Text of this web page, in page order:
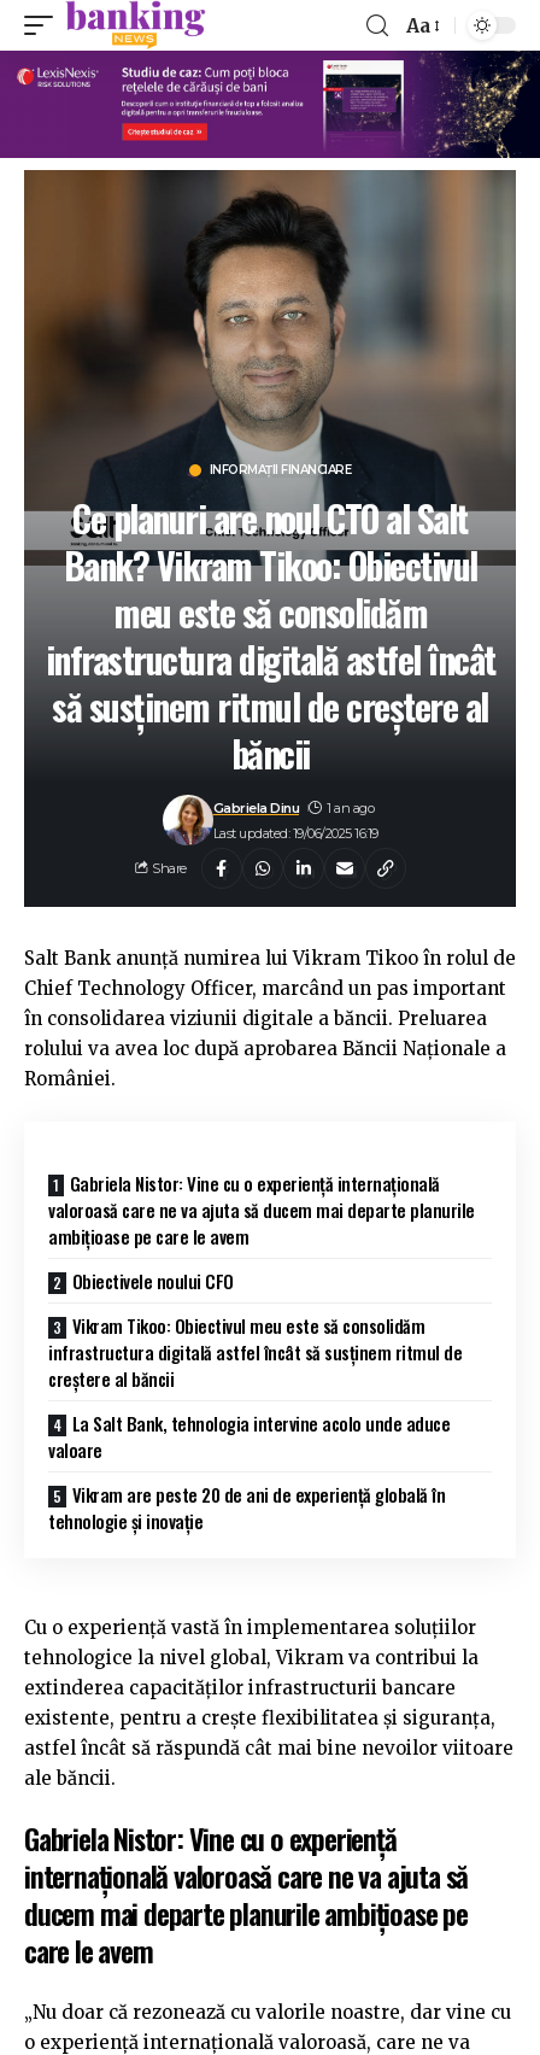
Aa
INFORMAȚII FINANCIARE
Ce planuri are noul CTO al Salt
Bank? Vikram Tikoo: Obiectivul
meu este să consolidăm
infrastructura digitală astfel încât
să susținem ritmul de creștere al
băncii
Last updated: 19/06/2025 16:19
Gabriela Dinu 1 an ago
Share
Salt Bank anunță numirea lui Vikram Tikoo în rolul de
Chief Technology Officer, marcând un pas important
în consolidarea viziunii digitale a băncii. Preluarea
rolului va avea loc după aprobarea Băncii Naționale a
României.
Gabriela Nistor: Vine cu o experiență internațională
valoroasă care ne va ajuta să ducem mai departe planurile
ambițioase pe care le avem
Obiectivele noului CFO
Vikram Tikoo: Obiectivul meu este să consolidăm
infrastructura digitală astfel încât să susținem ritmul de
creștere al băncii
La Salt Bank, tehnologia intervine acolo unde aduce
valoare
Vikram are peste 20 de ani de experiență globală în
tehnologie și inovație
Cu o experiență vastă în implementarea soluțiilor
tehnologice la nivel global, Vikram va contribui la
extinderea capacităților infrastructurii bancare
existente, pentru a crește flexibilitatea și siguranța,
astfel încât să răspundă cât mai bine nevoilor viitoare
ale băncii.
Gabriela Nistor: Vine cu o experiență
internațională valoroasă care ne va ajuta să
ducem mai departe planurile ambițioase pe
care le avem
„Nu doar că rezonează cu valorile noastre, dar vine cu
o experiență internațională valoroasă, care ne va